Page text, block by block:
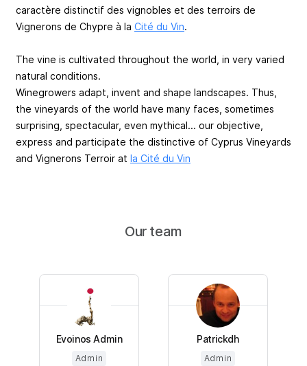
caractère distinctif des vignobles et des terroirs de
Vignerons de Chypre à la Cité du Vin.
The vine is cultivated throughout the world, in very varied
natural conditions.
Winegrowers adapt, invent and shape landscapes. Thus,
the vineyards of the world have many faces, sometimes
surprising, spectacular, even mythical... our objective,
express and participate the distinctive of Cyprus Vineyards
and Vignerons Terroir at la Cité du Vin
Our team
Evoinos Admin
Admin
Patrickdh
Admin